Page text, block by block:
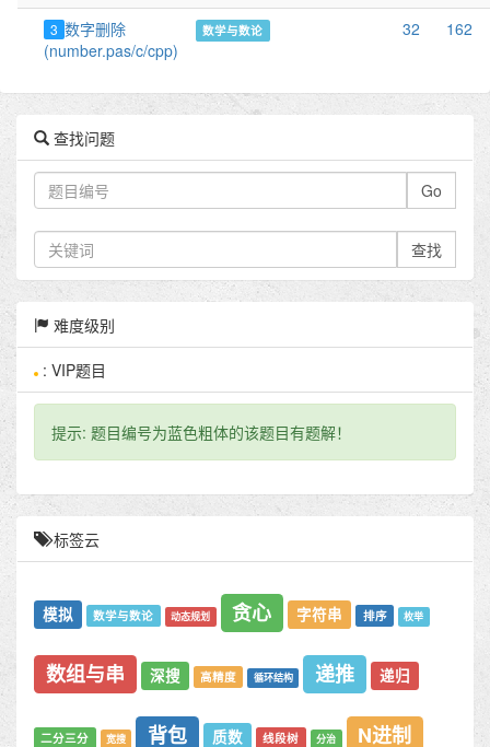
3 数字删除
(number.pas/c/cpp)
数学与数论 32 162
查找问题
Go
查找
难度级别
: VIP题目
提示: 题目编号为蓝色粗体的该题目有题解！
标签云
模拟 数学与数论 动态规划 贪心 字符串 排序 枚举
数组与串 深搜 高精度 循环结构 递推 递归
二分三分 宽搜 背包 质数 线段树 分治 N进制